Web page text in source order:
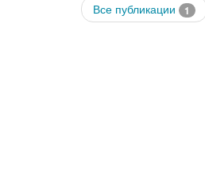
Все публикации 1